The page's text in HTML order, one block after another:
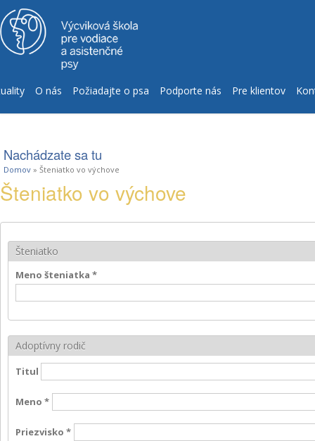
O nás Požiadajte o psa Podporte nás Pre klientov
Nachádzate sa tu
Domov » Šteniatko vo výchove
Šteniatko vo výchove
Šteniatko
Meno šteniatka *
Adoptívny rodič
Titul
Meno *
Priezvisko *